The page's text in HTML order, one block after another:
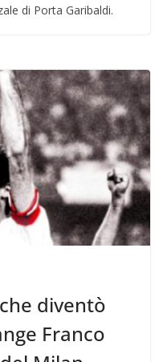
di Porta Garibaldi.
diventò
Franco